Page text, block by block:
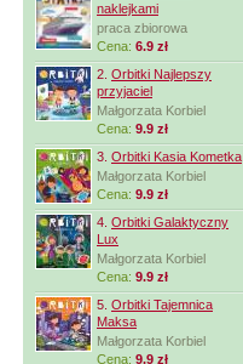
naklejkami
praca zbiorowa
Cena: 6.9 zł
2. Orbitki Najlepszy
przyjaciel
Małgorzata Korbiel
Cena: 9.9 zł
3. Orbitki Kasia Kometka
Małgorzata Korbiel
Cena: 9.9 zł
4. Orbitki Galaktyczny
Lux
Małgorzata Korbiel
Cena: 9.9 zł
5. Orbitki Tajemnica
Maksa
Małgorzata Korbiel
Cena: 9.9 zł